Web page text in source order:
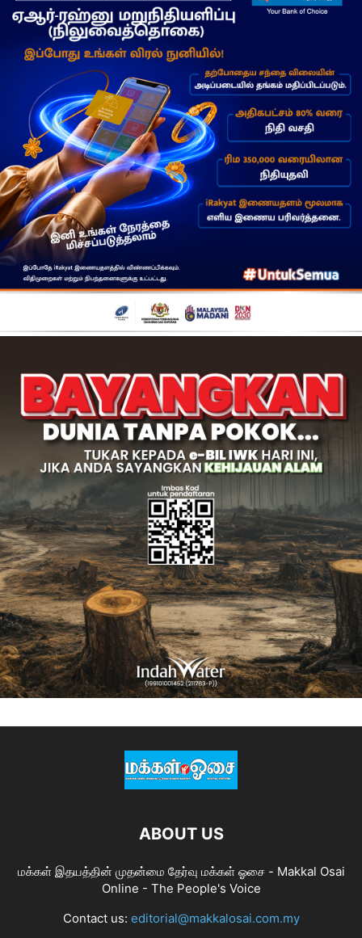
ABOUT US
மக்கள் இதயத்தின் முதன்மை தேர்வு மக்கள் ஓசை - Makkal Osai
Online - The People's Voice
Contact us: editorial@makkalosai.com.my